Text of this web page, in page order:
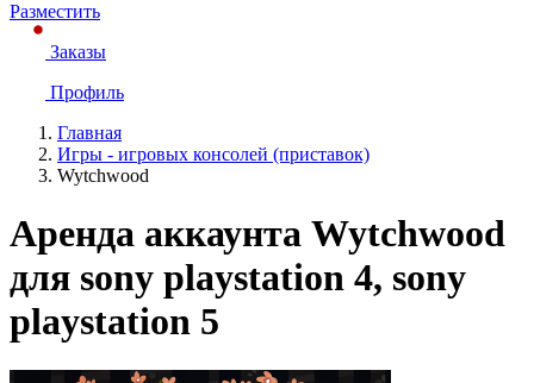
Разместить
Заказы
Профиль
Главная
Игры - игровых консолей (приставок)
Wytchwood
Аренда аккаунта Wytchwood
для sony playstation 4, sony
playstation 5